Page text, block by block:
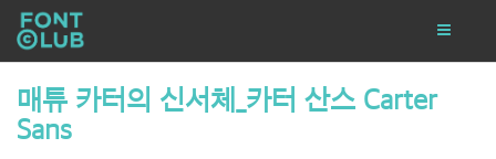
매튜 카터의 신서체_카터 산스 Carter
Sans